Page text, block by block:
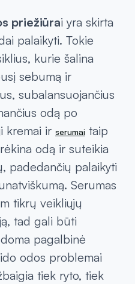
priežiūrai yra skirta
palaikyti. Tokie
kurie šalina
sebumą ir
subalansuojančius
odą po
kremai ir serumai taip
odą ir suteikia
padedančių palaikyti
Serumas
tikrų veikliųjų
tad gali būti
pagalbinė
odos problemai
tiek ryto, tiek